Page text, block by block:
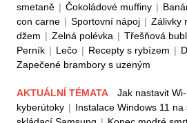
smetaně | Čokoládové muffiny |
con carne | Sportovní nápoj | Zálivky
džem | Zelná polévka | Třešňová
Perník | Lečo | Recepty s rybízem |
Zapečené brambory s uzeným
AKTUÁLNÍ TÉMATA Jak nastavit
kyberútoky | Instalace Windows 11